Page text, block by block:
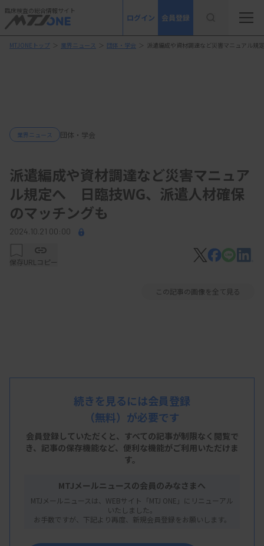
臨床検査の総合情報サイト
ログイン 会員登録
MTJONEトップ ＞ 業界ニュース ＞ 団体・学会 ＞ 派遣編成や資材調達など災害マニュアル
業界ニュース 団体・学会
派遣編成や資材調達など災害マニュア
ル規定へ 日臨技WG、派遣人材確保
のマッチングも
2024.10.21 00:00
保存URLコピー
この記事の画像を全て見る
続きを見るには会員登録
（無料）が必要です
会員登録していただくと、すべての記事が制限なく閲覧で
き、 記事の保存機能など、便利な機能がご利用いただけま
す。
MTJメールニュースの会員のみなさまへ
MTJメールニュースは、WEBサイト「MTJ ONE」にリニューアル
いたしました。
お手数ですが、下記より再度、新規会員登録をお願いします。